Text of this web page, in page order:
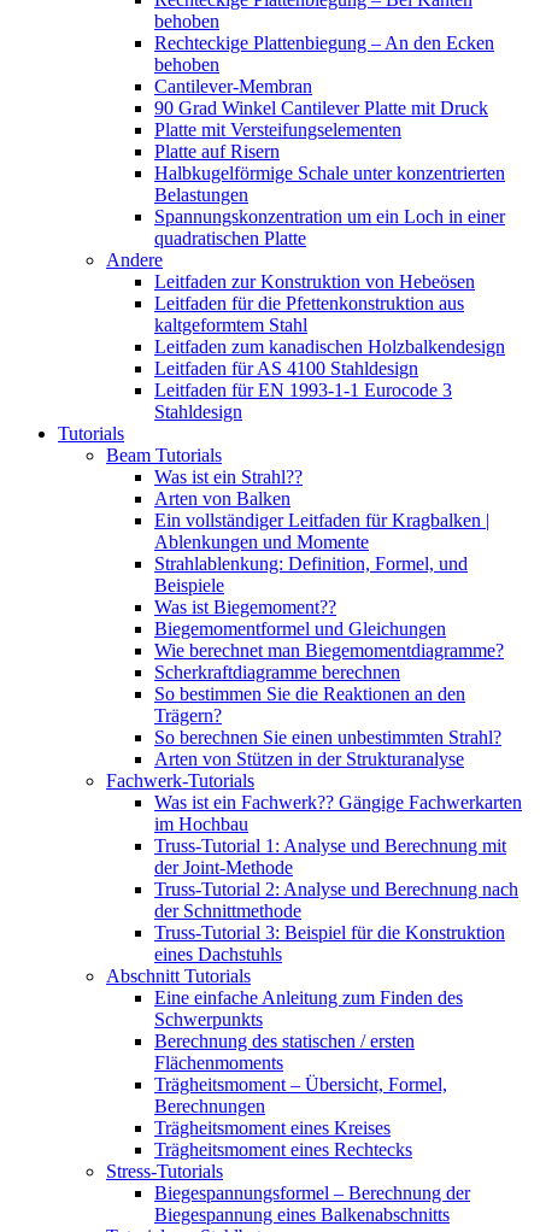
behoben
Rechteckige Plattenbiegung – An den Ecken
behoben
Cantilever-Membran
90 Grad Winkel Cantilever Platte mit Druck
Platte mit Versteifungselementen
Platte auf Risern
Halbkugelförmige Schale unter konzentrierten
Belastungen
Spannungskonzentration um ein Loch in einer
quadratischen Platte
Andere
Leitfaden zur Konstruktion von Hebeösen
Leitfaden für die Pfettenkonstruktion aus
kaltgeformtem Stahl
Leitfaden zum kanadischen Holzbalkendesign
Leitfaden für AS 4100 Stahldesign
Leitfaden für EN 1993-1-1 Eurocode 3
Stahldesign
Tutorials
Beam Tutorials
Was ist ein Strahl??
Arten von Balken
Ein vollständiger Leitfaden für Kragbalken |
Ablenkungen und Momente
Strahlablenkung: Definition, Formel, und
Beispiele
Was ist Biegemoment??
Biegemomentformel und Gleichungen
Wie berechnet man Biegemomentdiagramme?
Scherkraftdiagramme berechnen
So bestimmen Sie die Reaktionen an den
Trägern?
So berechnen Sie einen unbestimmten Strahl?
Arten von Stützen in der Strukturanalyse
Fachwerk-Tutorials
Was ist ein Fachwerk?? Gängige Fachwerkarten
im Hochbau
Truss-Tutorial 1: Analyse und Berechnung mit
der Joint-Methode
Truss-Tutorial 2: Analyse und Berechnung nach
der Schnittmethode
Truss-Tutorial 3: Beispiel für die Konstruktion
eines Dachstuhls
Abschnitt Tutorials
Eine einfache Anleitung zum Finden des
Schwerpunkts
Berechnung des statischen / ersten
Flächenmoments
Trägheitsmoment – ​​Übersicht, Formel,
Berechnungen
Trägheitsmoment eines Kreises
Trägheitsmoment eines Rechtecks
Stress-Tutorials
Biegespannungsformel – Berechnung der
Biegespannung eines Balkenabschnitts